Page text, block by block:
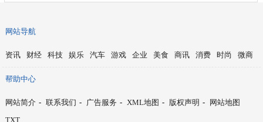
网站导航
资讯 财经 科技 娱乐 汽车 游戏 企业 美食 商讯 消费 时尚 微商
帮助中心
网站简介 - 联系我们 - 广告服务 - XML地图 - 版权声明 -
网站地图
TXT